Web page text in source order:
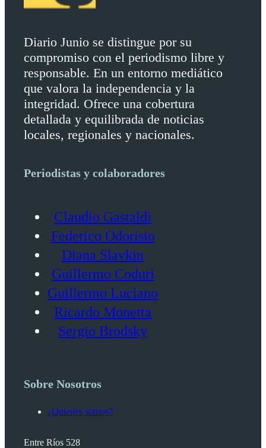
Diario Junio se distingue por su
compromiso con el periodismo libre y
responsable. En un entorno mediático
que valora la independencia y la
integridad. Ofrece una cobertura
detallada y equilibrada de noticias
locales, regionales y nacionales.
Periodistas y colaboradores
Claudio Gastaldi
Federico Odorisio
Diana Slavkin
Guillermo Coduri
Guillermo Luciano
Ricardo Monetta
Sergio Brodsky
Sobre Nosotros
¿Quienes somos?
Entre Ríos 528